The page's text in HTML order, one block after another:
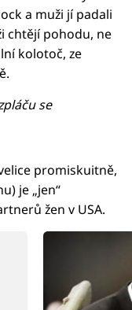
a muži jí padali
chtějí pohodu, ne
kolotoč, ze
se
promiskuitně,
je „jen“
žen v USA.